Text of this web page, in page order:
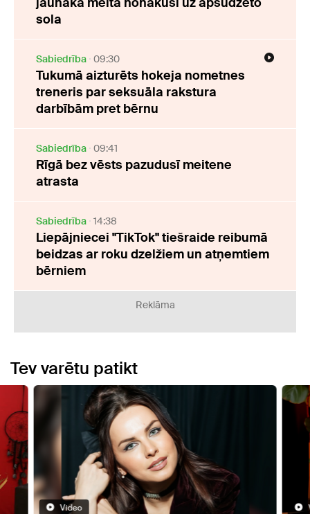
sola
Sabiedrība 09:30
Tukumā aizturēts hokeja nometnes
treneris par seksuāla rakstura
darbībām pret bērnu
Sabiedrība 09:41
Rīgā bez vēsts pazudusī meitene
atrasta
Sabiedrība 14:38
Liepājniecei "TikTok" tiešraide reibumā
beidzas ar roku dzelžiem un atņemtiem
bērniem
Reklāma
Tev varētu patikt
Video